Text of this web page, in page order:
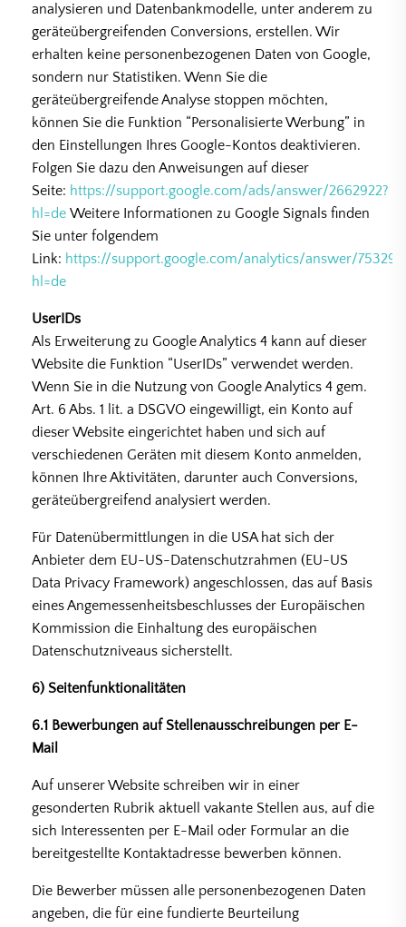
analysieren und Datenbankmodelle, unter anderem zu
geräteübergreifenden Conversions, erstellen. Wir
erhalten keine personenbezogenen Daten von Google,
sondern nur Statistiken. Wenn Sie die
geräteübergreifende Analyse stoppen möchten,
können Sie die Funktion “Personalisierte Werbung” in
den Einstellungen Ihres Google-Kontos deaktivieren.
Folgen Sie dazu den Anweisungen auf dieser
Seite: https://support.google.com/ads/answer/2662922?
hl=de Weitere Informationen zu Google Signals finden
Sie unter folgendem
Link: https://support.google.com/analytics/answer/
hl=de
UserIDs
Als Erweiterung zu Google Analytics 4 kann auf dieser
Website die Funktion “UserIDs” verwendet werden.
Wenn Sie in die Nutzung von Google Analytics 4 gem.
Art. 6 Abs. 1 lit. a DSGVO eingewilligt, ein Konto auf
dieser Website eingerichtet haben und sich auf
verschiedenen Geräten mit diesem Konto anmelden,
können Ihre Aktivitäten, darunter auch Conversions,
geräteübergreifend analysiert werden.
Für Datenübermittlungen in die USA hat sich der
Anbieter dem EU-US-Datenschutzrahmen (EU-US
Data Privacy Framework) angeschlossen, das auf Basis
eines Angemessenheitsbeschlusses der Europäischen
Kommission die Einhaltung des europäischen
Datenschutzniveaus sicherstellt.
6) Seitenfunktionalitäten
6.1 Bewerbungen auf Stellenausschreibungen per E-
Mail
Auf unserer Website schreiben wir in einer
gesonderten Rubrik aktuell vakante Stellen aus, auf die
sich Interessenten per E-Mail oder Formular an die
bereitgestellte Kontaktadresse bewerben können.
Die Bewerber müssen alle personenbezogenen Daten
angeben, die für eine fundierte Beurteilung